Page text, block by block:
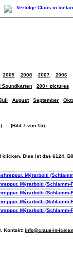
2009 2008 2007 2006
Soundkarten 200+ pictures
August September
(Bild 7 von 15)
Dies ist das 6124.
Kontakt: info@claus-in-